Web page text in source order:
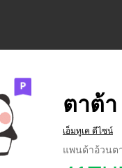
ตาต้
เอ็มทูเค ดีไซน์
แพนด้าอ้วนต